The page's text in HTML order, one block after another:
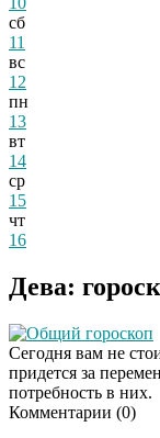
сб
11
вс
12
пн
13
вт
14
ср
15
чт
16
Дева:
Общий гороскоп
Сегодня вам не
придется за
потребность в них.
Комментарии (0)